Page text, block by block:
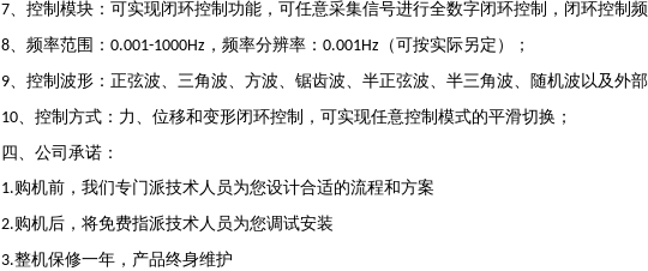
7、控制模块：可实现闭环控制功能，可任意采集信号进行全数字闭环控制，闭环控制
8、频率范围： 0.001-1000Hz ，频率分辨率： 0.001Hz （可按实际另定）；
9、控制波形：正弦波、三角波、方波、锯齿波、半正弦波、半三角波、随机波以及外部
10、控制方式：力、位移和变形闭环控制，可实现任意控制模式的平滑切换；
四、公司承诺：
1.购机前，我们专门派技术人员为您设计合适的流程和方案
2.购机后，将免费指派技术人员为您调试安装
3.整机保修一年，产品终身维护